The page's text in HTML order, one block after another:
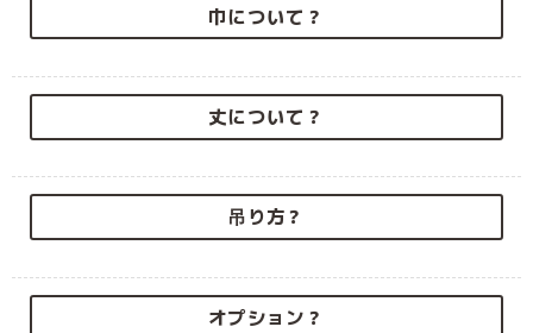
巾について？
丈について？
吊り方？
オプション？